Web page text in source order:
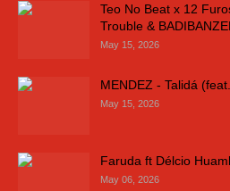
Teo No Beat x 12
Trouble &
May 15, 2026
MENDEZ - Talidá
May 15, 2026
Faruda ft Délcio
May 06, 2026